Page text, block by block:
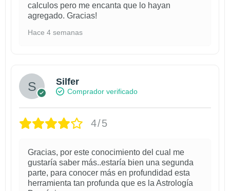
calculos pero me encanta que lo hayan
agregado. Gracias!
Hace 4 semanas
Silfer
Comprador verificado
4/5
Gracias, por este conocimiento del cual me
gustaría saber más..estaría bien una segunda
parte, para conocer más en profundidad esta
herramienta tan profunda que es la Astrología